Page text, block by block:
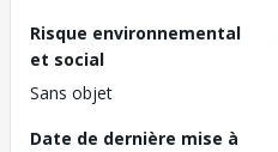
Risque environnemental
et social
Sans objet
Date de dernière mise à